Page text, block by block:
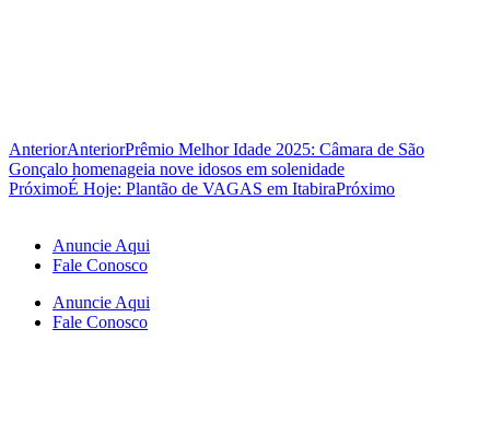
AnteriorAnteriorPrêmio Melhor Idade 2025: Câmara de São
Gonçalo homenageia nove idosos em solenidade
PróximoÉ Hoje: Plantão de VAGAS em ItabiraPróximo
Anuncie Aqui
Fale Conosco
Anuncie Aqui
Fale Conosco